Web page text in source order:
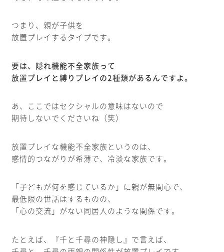
つまり、親が子供を
放置プレイするタイプです。
要は、隠れ機能不全家族って
放置プレイと縛りプレイの2種類があるんですよ。
あ、ここではセクシャルの意味はないので
期待しないでくださいね（笑）
放置プレイな機能不全家族というのは、
感情的つながりが希薄で、冷淡な家族です。
「子どもが何を感じているか」に親が無関心で、
最低限の世話はするものの、
「心の交流」がない同居人のような関係です。
たとえば、『千と千尋の神隠し』で言えば、